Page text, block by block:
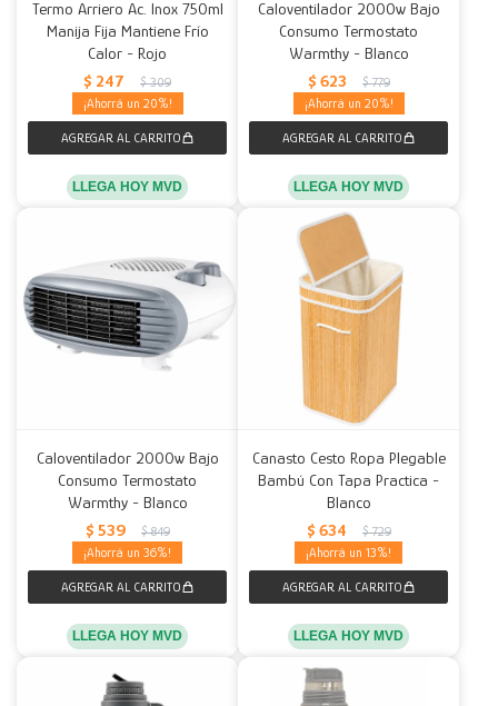
Termo Arriero Ac. Inox 750ml
Manija Fija Mantiene Frío
Calor - Rojo
$ 247 $ 309
20
LLEGA HOY MVD
Caloventilador 2000w Bajo
Consumo Termostato
Warmthy - Blanco
$ 623 $ 779
20
LLEGA HOY MVD
Caloventilador 2000w Bajo
Consumo Termostato
Warmthy - Blanco
$ 539 $ 849
36
LLEGA HOY MVD
Canasto Cesto Ropa Plegable
Bambú Con Tapa Practica -
Blanco
$ 634 $ 729
13
LLEGA HOY MVD